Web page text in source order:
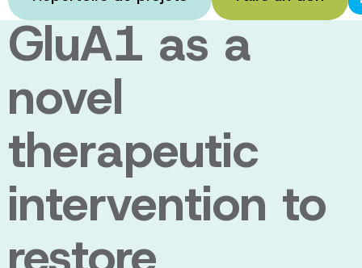
GluA1 as a
novel
therapeutic
intervention to